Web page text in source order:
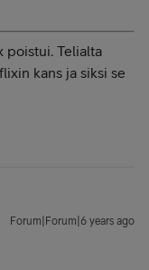
poistui. Telialta
kans ja siksi se
Forum|Forum|6 years ago